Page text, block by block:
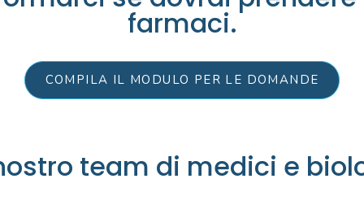
farmaci.
COMPILA IL MODULO PER LE DOMANDE
team di medici e